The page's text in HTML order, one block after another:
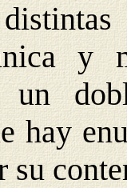
y
un
hay
su